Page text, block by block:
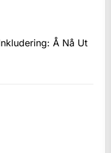
Å Nå Ut